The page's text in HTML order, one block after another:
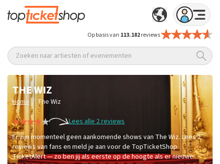
Op basis van 113.182reviews
Zoeken naar artiesten of evenementen
THE WIZ
Home / The Wiz
Lees alle 2 reviews
Er zijn momenteel geen aankomende shows van The Wiz. Lees 2
reviews van fans en meld je aan voor de TopTicketShop
TicketAlert — zo ben jij als eerste op de hoogte als er nieuwe